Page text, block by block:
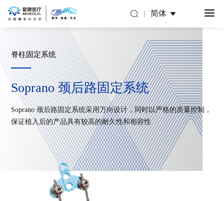
简体
脊柱固定系统
Soprano 颈后路固定系统
Soprano 颈后路固定系统采用万向设计，同时以严格的质量控制，
保证植入后的产品具有较高的耐久性和相容性